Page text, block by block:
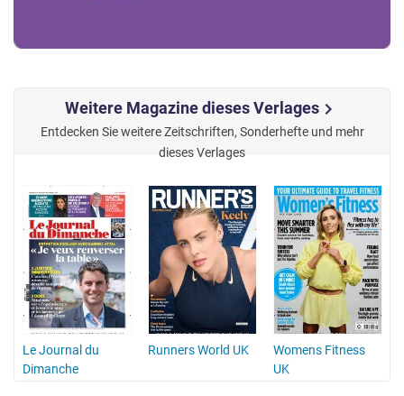
Weitere Magazine dieses Verlageschevron_right
Entdecken Sie weitere Zeitschriften, Sonderhefte und mehr
dieses Verlages
Le Journal du
Dimanche
Runners World UK
Womens Fitness
UK